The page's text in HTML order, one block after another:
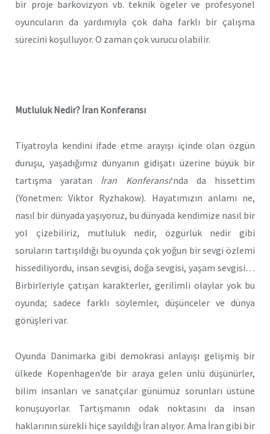
bir proje barkovizyon vb. teknik ögeler ve profesyonel
oyuncuların da yardımıyla çok daha farklı bir çalışma
sürecini koşulluyor. O zaman çok vurucu olabilir.
Mutluluk Nedir? İran Konferansı
Tiyatroyla kendini ifade etme arayışı içinde olan özgün
duruşu, yaşadığımız dünyanın gidişatı üzerine büyük bir
tartışma yaratan İran Konferansı‘nda da hissettim
(Yönetmen: Viktor Ryzhakow). Hayatımızın anlamı ne,
nasıl bir dünyada yaşıyoruz, bu dünyada kendimize nasıl bir
yol çizebiliriz, mutluluk nedir, özgürlük nedir gibi
soruların tartışıldığı bu oyunda çok yoğun bir sevgi özlemi
hissediliyordu, insan sevgisi, doğa sevgisi, yaşam sevgisi…
Birbirleriyle çatışan karakterler, gerilimli olaylar yok bu
oyunda; sadece farklı söylemler, düşünceler ve dünya
görüşleri var.
Oyunda Danimarka gibi demokrasi anlayışı gelişmiş bir
ülkede Kopenhagen’de bir araya gelen ünlü düşünürler,
bilim insanları ve sanatçılar günümüz sorunları üstüne
konuşuyorlar. Tartışmanın odak noktasını da insan
haklarının sürekli hiçe sayıldığı İran alıyor. Ama İran gibi bir